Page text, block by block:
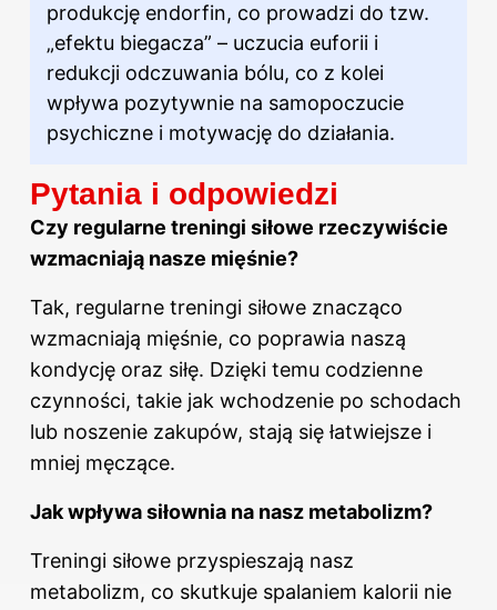
produkcję endorfin, co prowadzi do tzw.
„efektu biegacza” – uczucia euforii i
redukcji odczuwania bólu, co z kolei
wpływa pozytywnie na samopoczucie
psychiczne i motywację do działania.
Pytania i odpowiedzi
Czy regularne treningi siłowe rzeczywiście
wzmacniają nasze mięśnie?
Tak, regularne treningi siłowe znacząco
wzmacniają mięśnie, co poprawia naszą
kondycję oraz siłę. Dzięki temu codzienne
czynności, takie jak wchodzenie po schodach
lub noszenie zakupów, stają się łatwiejsze i
mniej męczące.
Jak wpływa siłownia na nasz metabolizm?
Treningi siłowe przyspieszają nasz
metabolizm, co skutkuje spalaniem kalorii nie